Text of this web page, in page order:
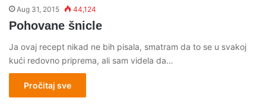
Aug 31, 2015 44,124
Pohovane šnicle
Ja ovaj recept nikad ne bih pisala, smatram da to se u svakoj
kući redovno priprema, ali sam videla da…
Pročitaj sve